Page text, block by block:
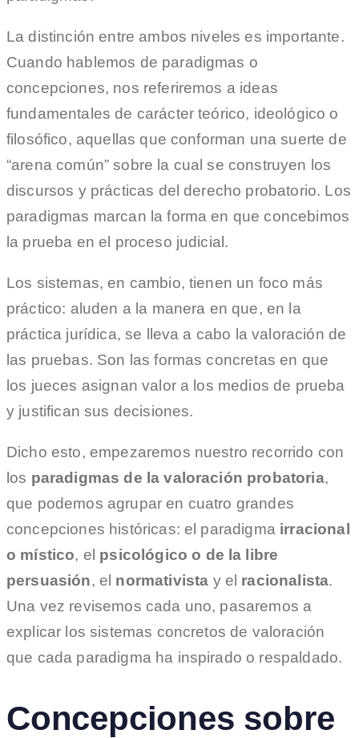
La distinción entre ambos niveles es importante.
Cuando hablemos de paradigmas o
concepciones, nos referiremos a ideas
fundamentales de carácter teórico, ideológico o
filosófico, aquellas que conforman una suerte de
“arena común” sobre la cual se construyen los
discursos y prácticas del derecho probatorio. Los
paradigmas marcan la forma en que concebimos
la prueba en el proceso judicial.
Los sistemas, en cambio, tienen un foco más
práctico: aluden a la manera en que, en la
práctica jurídica, se lleva a cabo la valoración de
las pruebas. Son las formas concretas en que
los jueces asignan valor a los medios de prueba
y justifican sus decisiones.
Dicho esto, empezaremos nuestro recorrido con
los paradigmas de la valoración probatoria,
que podemos agrupar en cuatro grandes
concepciones históricas: el paradigma irracional
o místico, el psicológico o de la libre
persuasión, el normativista y el racionalista.
Una vez revisemos cada uno, pasaremos a
explicar los sistemas concretos de valoración
que cada paradigma ha inspirado o respaldado.
Concepciones sobre